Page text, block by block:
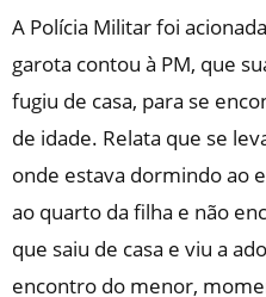
A Polícia Militar foi
garota contou à PM, que
fugiu de casa, para se
de idade. Relata que se
onde estava dormindo ao
ao quarto da filha e não
que saiu de casa e viu a
encontro do menor,